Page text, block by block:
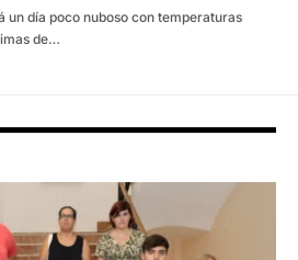
un día poco nuboso con temperaturas
de…